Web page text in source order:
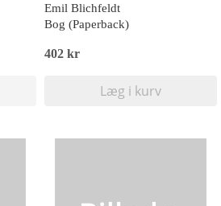
Emil Blichfeldt
Bog (Paperback)
402 kr
Læg i kurv